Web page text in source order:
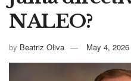
NALEO?
by Beatriz Oliva May 4, 2026